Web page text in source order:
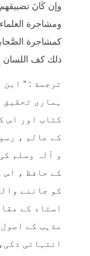
وإن كَانَ
ومشاجرة
كمشاجرة
ذلك كف اللسان
ترجمة : ”
ہماری
کتاب اور اس
کے عالم ،
و آلہ وسلم
کے حافظ ، اس
کو جاننے
استاد کے
مذہب کے
انتہائی